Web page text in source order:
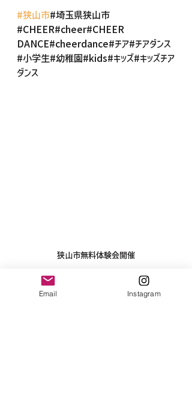
#狭山市#埼玉県狭山市
#CHEER#cheer#CHEER
DANCE#cheerdance#チア#チアダンス
#小学生#幼稚園#kids#キッズ#キッズチア
ダンス
狭山市無料体験会開催
Email Instagram